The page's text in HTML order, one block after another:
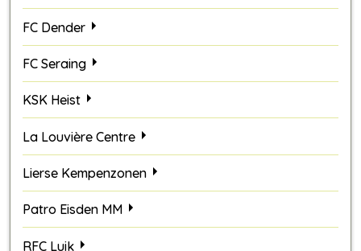
FC Dender
FC Seraing
KSK Heist
La Louvière Centre
Lierse Kempenzonen
Patro Eisden MM
RFC Luik